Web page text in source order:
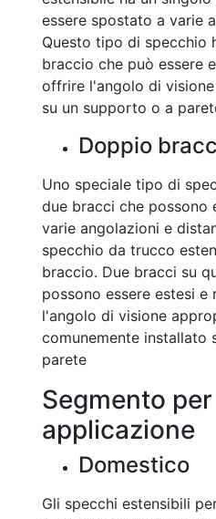
essere spostato a varie
Questo tipo di specchio
braccio che può essere
offrire l'angolo di
su un supporto o a
Doppio
Uno speciale tipo di
due bracci che possono
varie angolazioni e
specchio da trucco
braccio. Due bracci su
possono essere estesi
l'angolo di visione
comunemente installato
parete
Segmento per
applicazione
Domestico
Gli specchi estensibili